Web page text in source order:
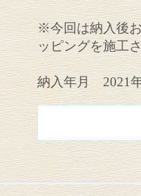
※今回は納入後
ッピングを施工
納入年月 2021